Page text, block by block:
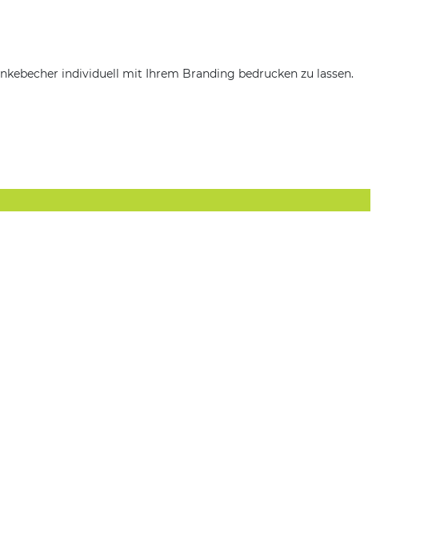
individuell mit Ihrem Branding bedrucken zu lassen.